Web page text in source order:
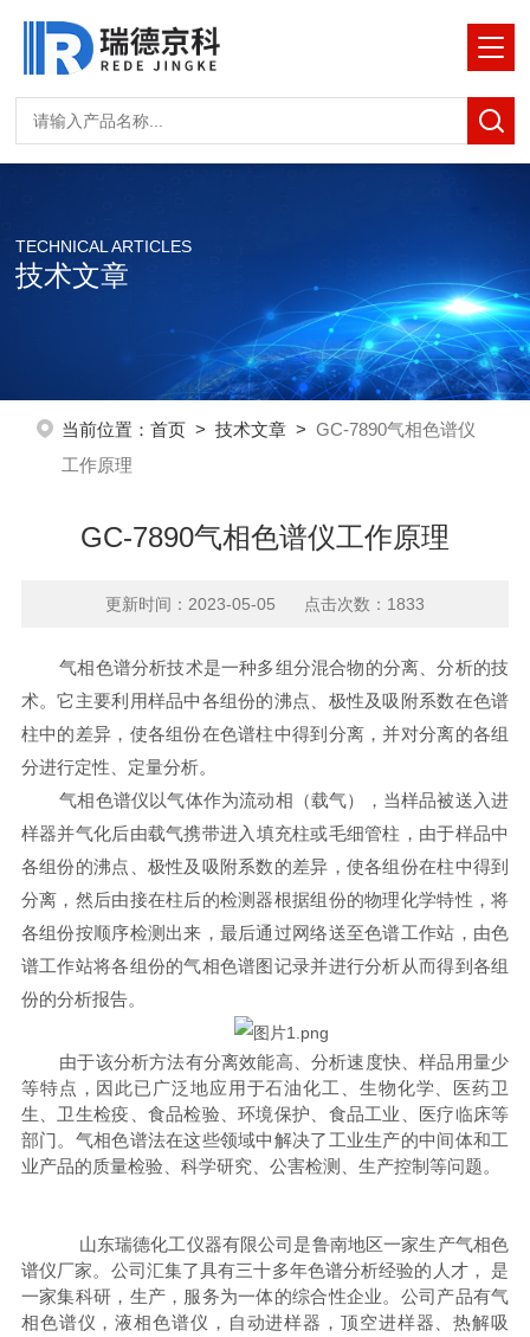
TECHNICAL ARTICLES
技术文章
当前位置： 首页> 技术文章> GC-7890气相色谱仪
工作原理
GC-7890气相色谱仪工作原理
更新时间：2023-05-05 点击次数：1833
气相色谱分析技术是一种多组分混合物的分离、分析的技
术。它主要利用样品中各组份的沸点、极性及吸附系数在色谱
柱中的差异，使各组份在色谱柱中得到分离，并对分离的各组
分进行定性、定量分析。
气相色谱仪以气体作为流动相（载气），当样品被送入进
样器并气化后由载气携带进入填充柱或毛细管柱，由于样品中
各组份的沸点、极性及吸附系数的差异，使各组份在柱中得到
分离，然后由接在柱后的检测器根据组份的物理化学特性，将
各组份按顺序检测出来，最后通过网络送至色谱工作站，由色
谱工作站将各组份的气相色谱图记录并进行分析从而得到各组
份的分析报告。
由于该分析方法有分离效能高、分析速度快、样品用量少
等特点，因此已广泛地应用于石油化工、生物化学、医药卫
生、卫生检疫、食品检验、环境保护、食品工业、医疗临床等
部门。气相色谱法在这些领域中解决了工业生产的中间体和工
业产品的质量检验、科学研究、公害检测、生产控制等问题。
山东瑞德化工仪器有限公司是鲁南地区一家生产气相色
谱仪厂家。公司汇集了具有三十多年色谱分析经验的人才， 是
一家集科研，生产，服务为一体的综合性企业。公司产品有气
相色谱仪，液相色谱仪，自动进样器，顶空进样器、热解吸